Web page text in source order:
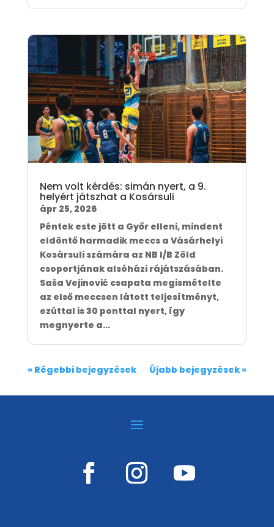
Nem volt kérdés: simán nyert, a 9.
helyért játszhat a Kosársuli
ápr 25, 2026
Péntek este jött a Győr elleni, mindent
eldöntő harmadik meccs a Vásárhelyi
Kosársuli számára az NB I/B Zöld
csoportjának alsóházi rájátszásában.
Saša Vejinović csapata megismételte
az első meccsen látott teljesítményt,
ezúttal is 30 ponttal nyert, így
megnyerte a...
« Régebbi bejegyzések Újabb bejegyzések »